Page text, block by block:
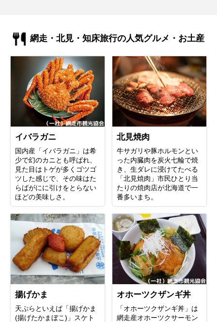
網走・北見・知床旅行の人気グルメ・お土産
イバラガニ
国内産「イバラガニ」は希
少で幻のカニとも呼ばれ、
見た目はトゲが多くゴツゴ
ツした感じで、その味はた
らばがにに引けをとらない
ほどの美味しさ。
北見焼肉
牛サガリや豚ホルモンとい
った内臓肉を炭火七輪で焼
き、生ダレに浸けてたべる
「北見焼肉」市民ひとり当
たりの焼肉店が北海道で一
番多いまち。
揚げかま
天ぷらといえば「揚げかま
(揚げたかまぼこ)」スケト
オホーツクザンギ丼
「オホーツクザンギ丼」は
網走産オホーツクサーモン